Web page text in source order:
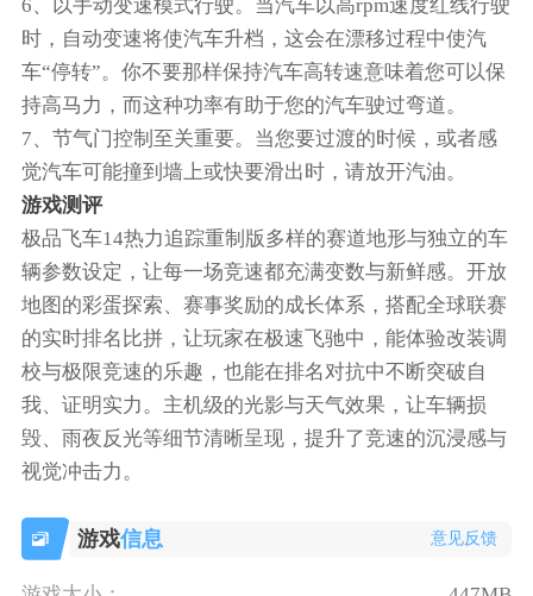
6、以手动变速模式行驶。当汽车以高rpm速度红线行驶
时，自动变速将使汽车升档，这会在漂移过程中使汽
车“停转”。你不要那样保持汽车高转速意味着您可以保
持高马力，而这种功率有助于您的汽车驶过弯道。
7、节气门控制至关重要。当您要过渡的时候，或者感
觉汽车可能撞到墙上或快要滑出时，请放开汽油。
游戏测评
极品飞车14热力追踪重制版多样的赛道地形与独立的车
辆参数设定，让每一场竞速都充满变数与新鲜感。开放
地图的彩蛋探索、赛事奖励的成长体系，搭配全球联赛
的实时排名比拼，让玩家在极速飞驰中，能体验改装调
校与极限竞速的乐趣，也能在排名对抗中不断突破自
我、证明实力。主机级的光影与天气效果，让车辆损
毁、雨夜反光等细节清晰呈现，提升了竞速的沉浸感与
视觉冲击力。
游戏信息 意见反馈